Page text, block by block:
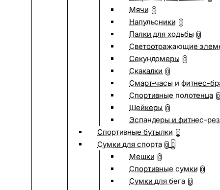
Мячи 0
Напульсники 0
Палки для ходьбы 0
Светоотражающие
Секундомеры 0
Скакалки 0
Смарт-часы и фитнес-
Спортивные полотенца 0
Шейкеры 0
Эспандеры и фитнес-
Спортивные бутылки 0
Сумки для спорта 0
Мешки 0
Спортивные сумки 0
Сумки для бега 0